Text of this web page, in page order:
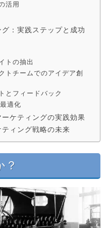
活用
：実践ステップと成功
トの抽出
チームでのアイデア創
フィードバック
適化
ケティングの実践効果
ィング戦略の未来
？